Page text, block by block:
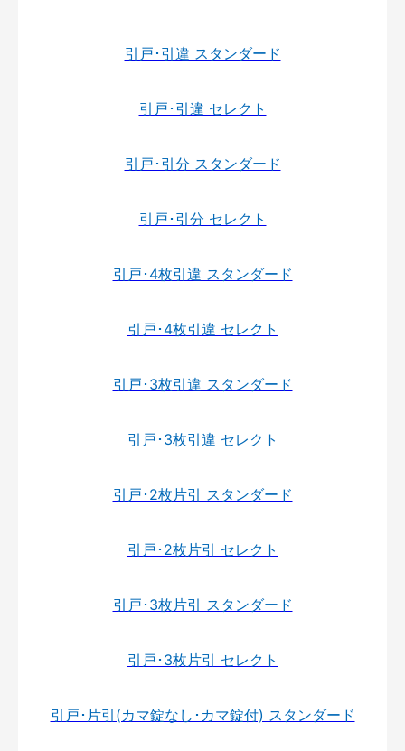
引戸･引違 スタンダード
引戸･引違 セレクト
引戸･引分 スタンダード
引戸･引分 セレクト
引戸･4枚引違 スタンダード
引戸･4枚引違 セレクト
引戸･3枚引違 スタンダード
引戸･3枚引違 セレクト
引戸･2枚片引 スタンダード
引戸･2枚片引 セレクト
引戸･3枚片引 スタンダード
引戸･3枚片引 セレクト
引戸･片引(カマ錠なし･カマ錠付) スタンダード